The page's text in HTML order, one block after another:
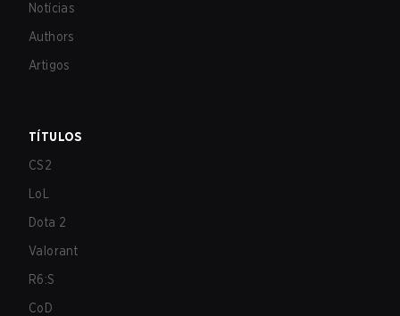
Notícias
Authors
Artigos
TÍTULOS
CS2
LoL
Dota 2
Valorant
R6:S
CoD